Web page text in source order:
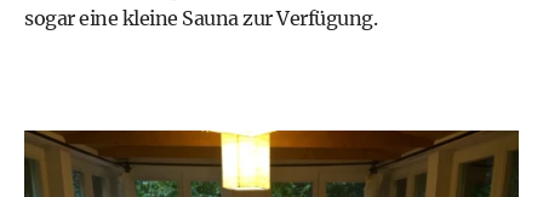
sogar eine kleine Sauna zur Verfügung.